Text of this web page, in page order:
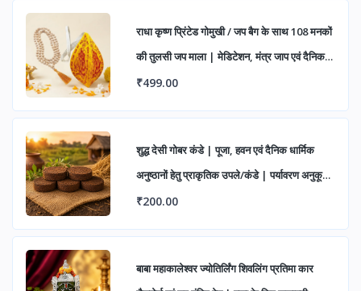
राधा कृष्ण प्रिंटेड गोमुखी / जप बैग के साथ 108 मनकों
की तुलसी जप माला | मेडिटेशन, मंत्र जाप एवं दैनिक
पूजा हेतु (पैक ऑफ 1)
₹499.00
शुद्ध देसी गोबर कंडे | पूजा, हवन एवं दैनिक धार्मिक
अनुष्ठानों हेतु प्राकृतिक उपले/कंडे | पर्यावरण अनुकूल
एवं पारंपरिक उपयोग के लिए उत्तम
₹200.00
बाबा महाकालेश्वर ज्योतिर्लिंग शिवलिंग प्रतिमा कार